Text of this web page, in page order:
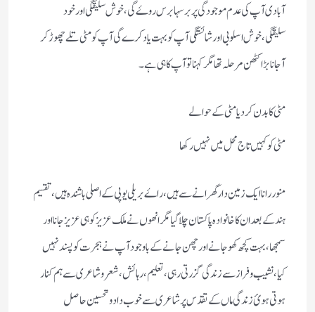
آبادی آپ کی عدم موجودگی پر برسہا برس روۓ گی،خوش سلیقگی اور خود
سلیقگی،خوش اسلوبی اور شائستگی آپ کو بہت یاد کرے گی آپ کو مٹی تلے چھوڑ کر
آجانا بڑا کٹھن مرحلہ تھا مگر کہنا تو آپ کا ہی ہے ۔
مٹی کا بدن کردیا مٹی کے حوالے
مٹی کو کہیں تاج محل میں نہیں رکھا
منور رانا ایک زمین دار گھرانے سے ہیں،راۓ بریلی یوپی کے اصلی باشندہ ہیں،تقسیم
ہند کےبعد ان کا خانوادہ پاکستان چلا گیا مگر انھوں نے ملک عزیز کو ہی عزیز جانا اور
سمجھا،بہت کچھ کھوجانے اورچھن جانے کے باوجود آپ نے ہجرت کو پسند نہیں
کیا،نشیب وفراز سے زندگی گزرتی رہی،تعلیم،رہائش،شعرو شاعری سے ہم کنار
ہوتی ہوئ زندگی ماں کے تقدس پر شاعری سےخوب دادوتحسین حاصل